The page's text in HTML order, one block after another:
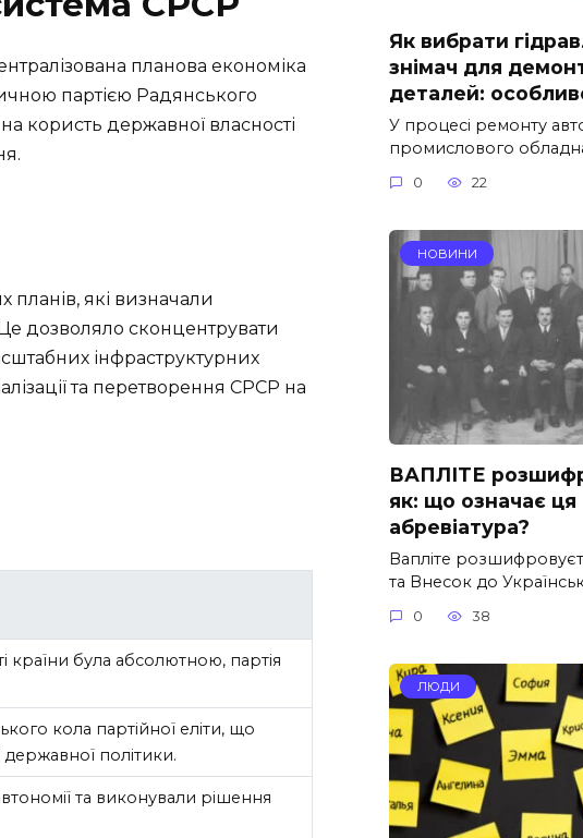
планова економіка
партією Радянського
користь державної власності
планів, які визначали
Це дозволяло сконцентрувати
інфраструктурних
та перетворення СРСР на
країни була абсолютною, партія
кола партійної еліти, що
політики.
та виконували рішення
Як вибрати
знімач для
деталей:
У процесі ремонту
промислового
0 22
НОВИНИ
ВАПЛІТЕ
як: що означає ця
абревіатура?
Вапліте
та Внесок до
0 38
ЛЮДИ